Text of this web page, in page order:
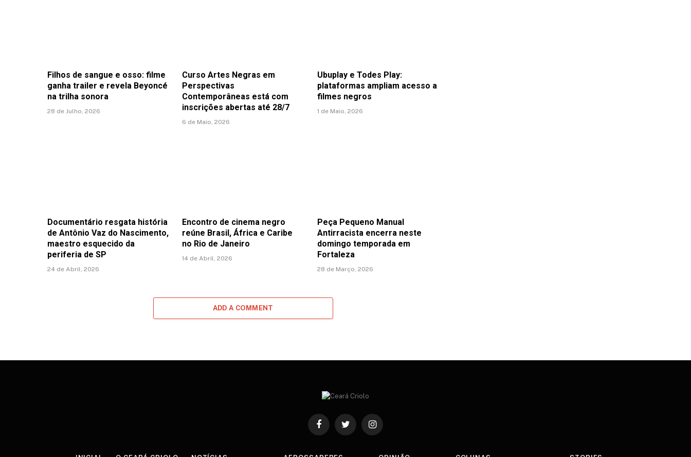
Filhos de sangue e osso: filme
ganha trailer e revela Beyoncé
na trilha sonora
28 de Julho, 2026
Curso Artes Negras em
Perspectivas
Contemporâneas está com
inscrições abertas até 28/7
6 de Maio, 2026
Ubuplay e Todes Play:
plataformas ampliam acesso a
filmes negros
1 de Maio, 2026
Documentário resgata história
de Antônio Vaz do Nascimento,
maestro esquecido da
periferia de SP
24 de Abril, 2026
Encontro de cinema negro
reúne Brasil, África e Caribe
no Rio de Janeiro
14 de Abril, 2026
Peça Pequeno Manual
Antirracista encerra neste
domingo temporada em
Fortaleza
28 de Março, 2026
ADD A COMMENT
FacebookTwitter Instagram